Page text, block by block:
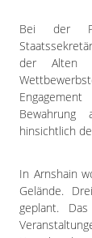
Bei der
der Alten
Bewahrung
hinsichtlich
In Arnshain
Gelände.
geplant.